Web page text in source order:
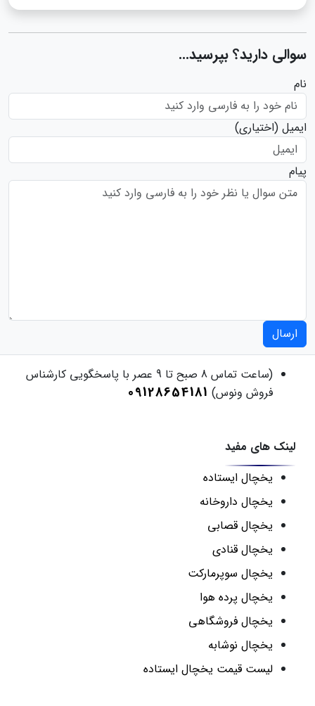
سوالی دارید؟ بپرسید...
نام
ایمیل (اختیاری)
پیام
ارسال
(ساعت تماس 8 صبح تا 9 عصر با پاسخگویی کارشناس
فروش ونوس) 09128654181
لینک های مفید
یخچال ایستاده
یخچال داروخانه
یخچال قصابی
یخچال قنادی
یخچال سوپرمارکت
یخچال پرده هوا
یخچال فروشگاهی
یخچال نوشابه
لیست قیمت یخچال ایستاده